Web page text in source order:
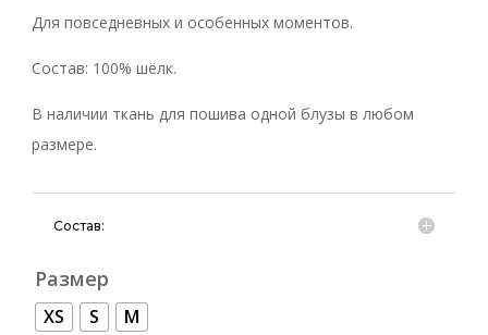
Для повседневных и особенных моментов.
Состав: 100% шёлк.
В наличии ткань для пошива одной блузы в любом
размере.
Состав:
Размер
XS S M